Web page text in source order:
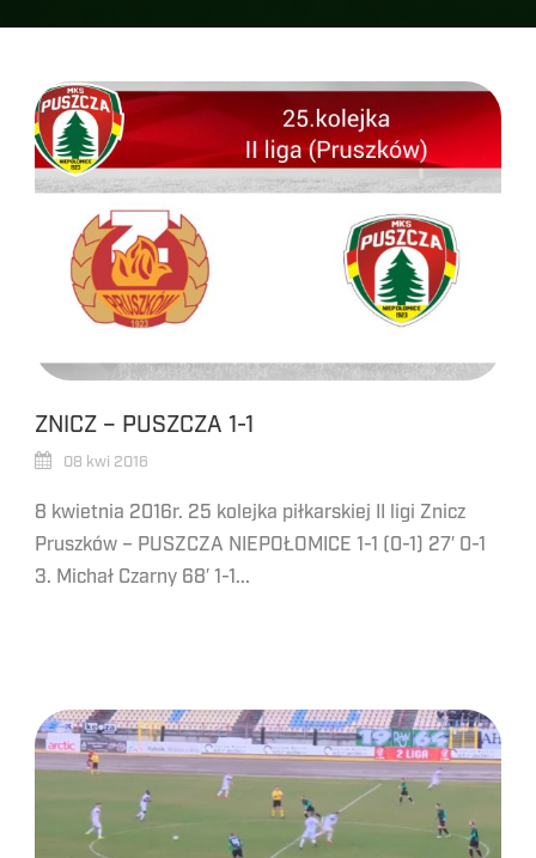
ZNICZ – PUSZCZA 1-1
08 kwi 2016
8 kwietnia 2016r. 25 kolejka piłkarskiej II ligi Znicz
Pruszków – PUSZCZA NIEPOŁOMICE 1-1 (0-1) 27′ 0-1
3. Michał Czarny 68′ 1-1...